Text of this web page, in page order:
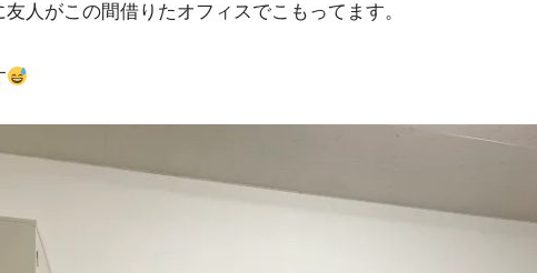
人がこの間借りたオフィスでこもってます。